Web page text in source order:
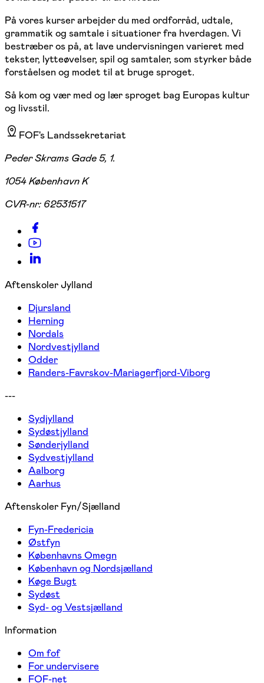
På vores kurser arbejder du med ordforråd, udtale,
grammatik og samtale i situationer fra hverdagen. Vi
bestræber os på, at lave undervisningen varieret med
tekster, lytteøvelser, spil og samtaler, som styrker både
forståelsen og modet til at bruge sproget.
Så kom og vær med og lær sproget bag Europas kultur
og livsstil.
FOF's Landssekretariat
Peder Skrams Gade 5, 1.
1054 København K
CVR-nr: 62531517
Aftenskoler Jylland
Djursland
Herning
Nordals
Nordvestjylland
Odder
Randers-Favrskov-Mariagerfjord-Viborg
---
Sydjylland
Sydøstjylland
Sønderjylland
Sydvestjylland
Aalborg
Aarhus
Aftenskoler Fyn/Sjælland
Fyn-Fredericia
Østfyn
Københavns Omegn
København og Nordsjælland
Køge Bugt
Sydøst
Syd- og Vestsjælland
Information
Om fof
For undervisere
FOF-net